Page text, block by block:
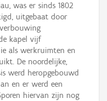
was er sinds 1802
uitgebaat door
verbouwing
kapel vijf
als werkruimten en
De noordelijke,
werd heropgebouwd
en er werd een
hiervan zijn nog